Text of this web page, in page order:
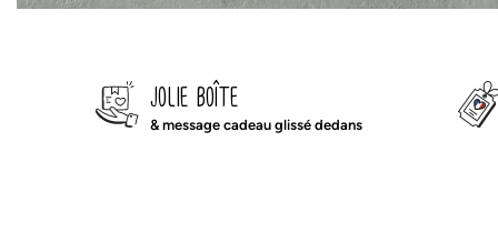
jolie boîte
& message cadeau glissé dedans